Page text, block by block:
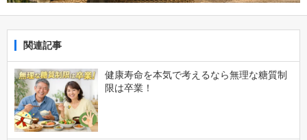
関連記事
健康寿命を本気で考えるなら無理な糖質制
限は卒業！